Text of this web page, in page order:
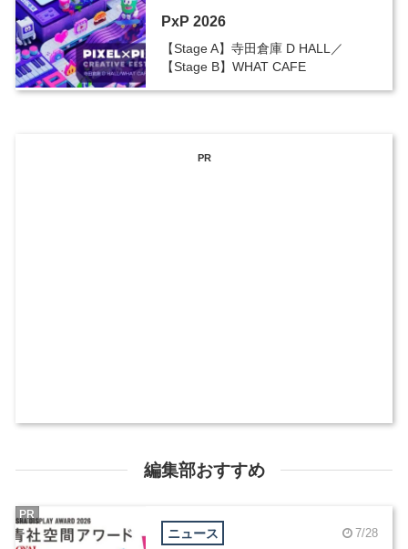
PxP 2026
【Stage A】寺田倉庫 D HALL／
【Stage B】WHAT CAFE
PR
編集部おすすめ
ニュース 7/28
PR